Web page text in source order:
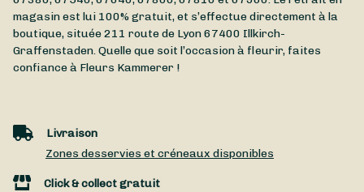
magasin est lui 100% gratuit, et s’effectue directement à la
boutique, située211 route de Lyon67400 Illkirch-
Graffenstaden. Quelle que soit l’occasion à fleurir, faites
confiance à Fleurs Kammerer !
Livraison
Zones desservies et créneaux disponibles
Click & collect gratuit